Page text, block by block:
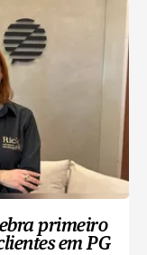
primeiro
em PG